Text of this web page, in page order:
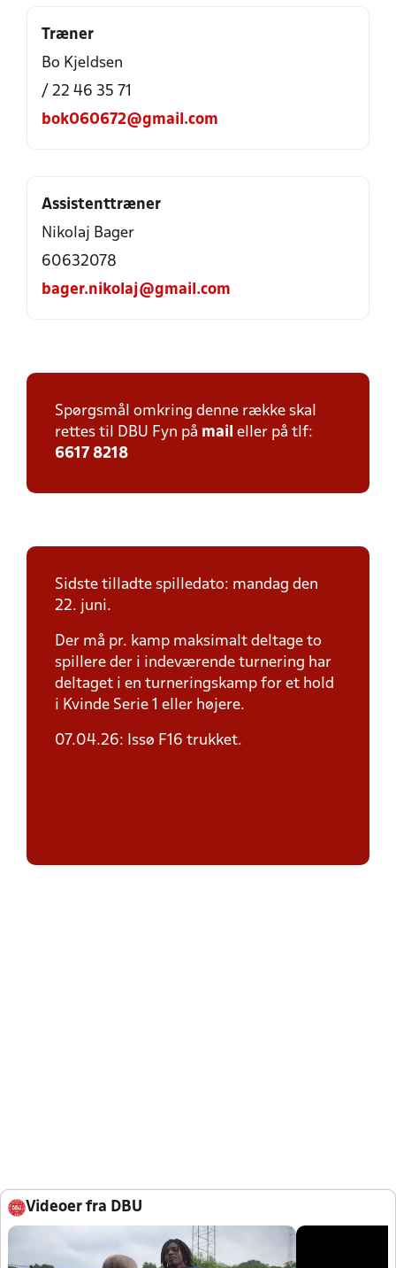
Træner
Bo Kjeldsen
/ 22 46 35 71
bok060672@gmail.com
Assistenttræner
Nikolaj Bager
60632078
bager.nikolaj@gmail.com
Spørgsmål omkring denne række skal
rettes til DBU Fyn på mail eller på tlf:
6617 8218
Sidste tilladte spilledato: mandag den
22. juni.
Der må pr. kamp maksimalt deltage to
spillere der i indeværende turnering har
deltaget i en turneringskamp for et hold
i Kvinde Serie 1 eller højere.
07.04.26: Issø F16 trukket.
Videoer fra DBU